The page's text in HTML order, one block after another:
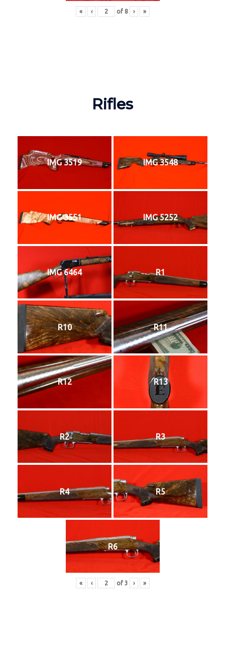
« ‹ of 8 › »
Rifles
IMG 3519 IMG 3548
IMG 3551 IMG 5252
IMG 6464 R1
R10 R11
R12 R13
R2 R3
R4 R5
R6
« ‹ of 3 › »